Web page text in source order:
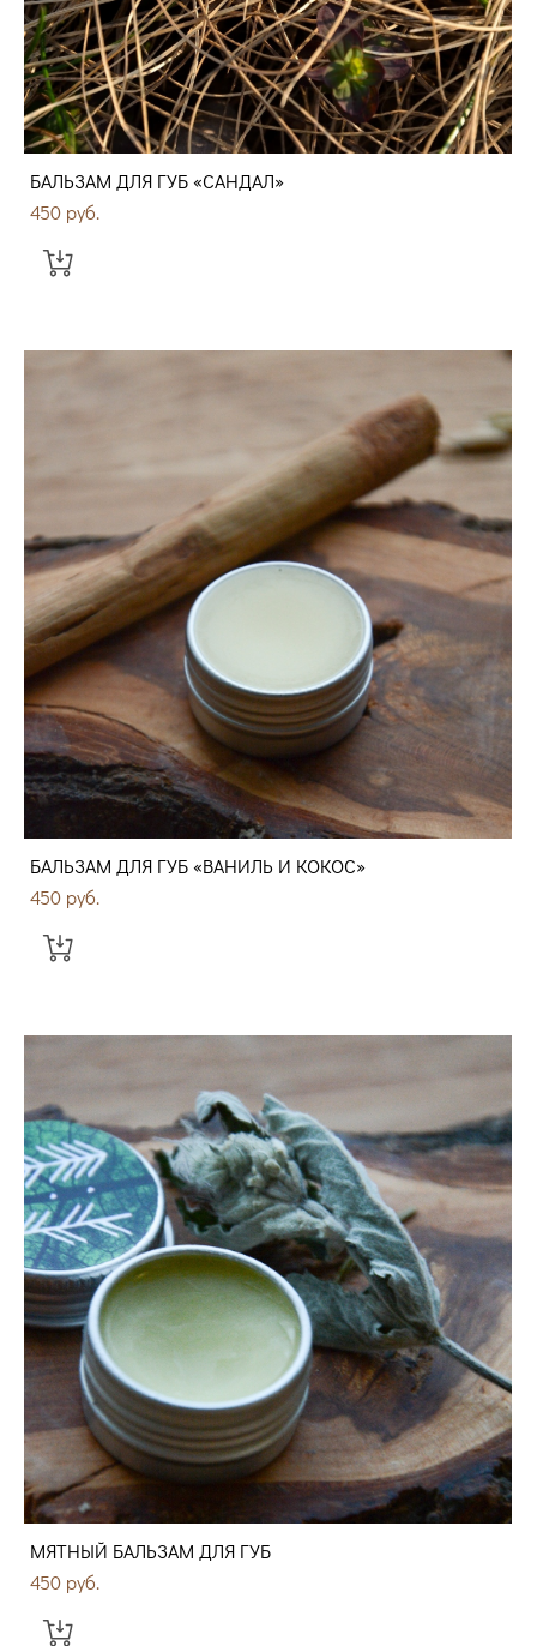
БАЛЬЗАМ ДЛЯ ГУБ «САНДАЛ»
450 pуб.
БАЛЬЗАМ ДЛЯ ГУБ «ВАНИЛЬ И КОКОС»
450 pуб.
МЯТНЫЙ БАЛЬЗАМ ДЛЯ ГУБ
450 pуб.